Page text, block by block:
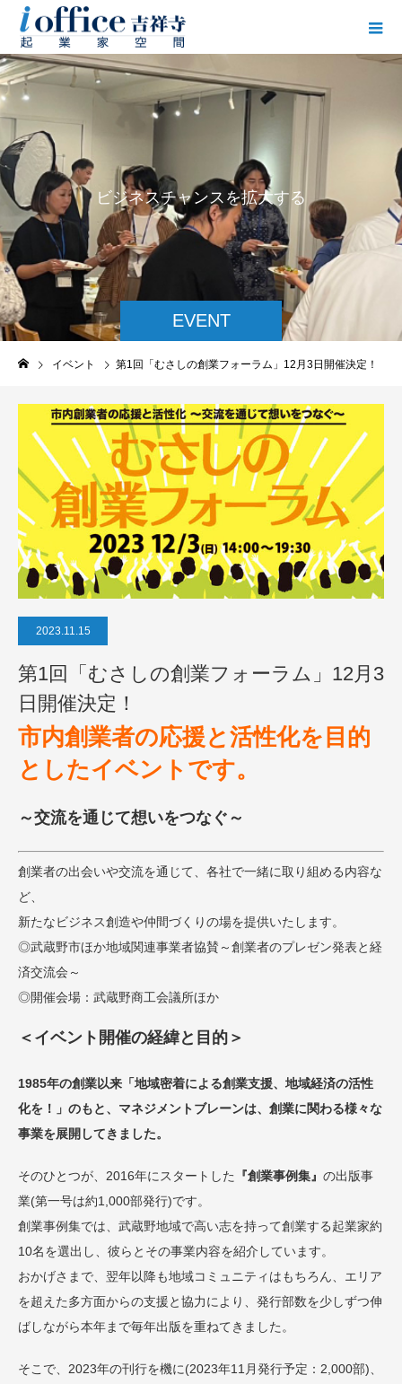
EVENT
ビジネスチャンス を拡大する
イベント 第1回「むさしの創業フォーラム」12月3日開催決定！
2023.11.15
第1回「むさしの創業フォーラム」12月3
日開催決定！
市内創業者の応援と活性化を目的
としたイベントです。
～交流を通じて想いをつなぐ～
創業者の出会いや交流を通じて、各社で一緒に取り組める内容な
ど、
新たなビジネス創造や仲間づくりの場を提供いたします。
◎武蔵野市ほか地域関連事業者協賛～創業者のプレゼン発表と経
済交流会～
◎開催会場：武蔵野商工会議所ほか
＜イベント開催の経緯と目的＞
1985年の創業以来「地域密着による創業支援、地域経済の活性
化を！」のもと、マネジメントブレーンは、創業に関わる様々な
事業を展開してきました。
そのひとつが、2016年にスタートした 『創業事例集』 の出版事
業(第一号は約1,000部発行)です。
創業事例集では、武蔵野地域で高い志を持って創業する起業家約
10名を選出し、彼らとその事業内容を紹介しています。
おかげさまで、翌年以降も地域コミュニティはもちろん、エリア
を超えた多方面からの支援と協力により、発行部数を少しずつ伸
ばしながら本年まで毎年出版を重ねてきました。
そこで、2023年の刊行を機に(2023年11月発行予定：2,000部)、